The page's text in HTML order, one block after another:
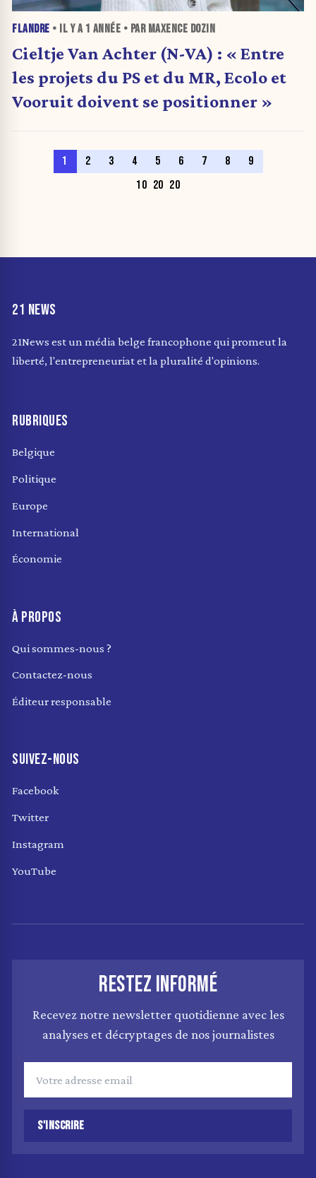
FLANDRE • IL Y A 1 ANNÉE • PAR MAXENCE DOZIN
Cieltje Van Achter (N-VA) : « Entre
les projets du PS et du MR, Ecolo et
Vooruit doivent se positionner »
1 2 3 4 5 6 7 8
9
10 20 20
21 NEWS
21News est un média belge francophone qui promeut la
liberté, l'entrepreneuriat et la pluralité d'opinions.
RUBRIQUES
Belgique
Politique
Europe
International
Économie
À PROPOS
Qui sommes-nous ?
Contactez-nous
Éditeur responsable
SUIVEZ-NOUS
Facebook
Twitter
Instagram
YouTube
RESTEZ INFORMÉ
Recevez notre newsletter quotidienne avec les
analyses et décryptages de nos journalistes
S'INSCRIRE